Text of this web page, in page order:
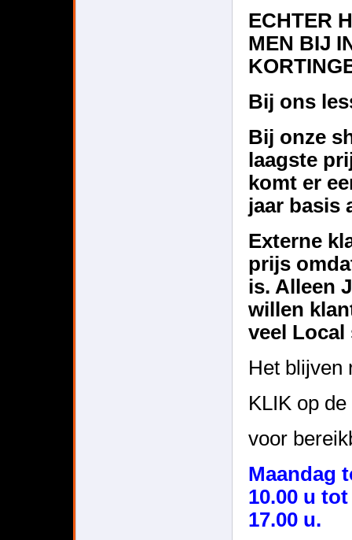
ECHTER
MEN BIJ
Bij ons
Bij onze
laagste
komt er
jaar basis
Externe
prijs
is. Alleen
willen
veel Local
Het blijven
KLIK op de
voor
Maandag
10.00 u
17.00 u.